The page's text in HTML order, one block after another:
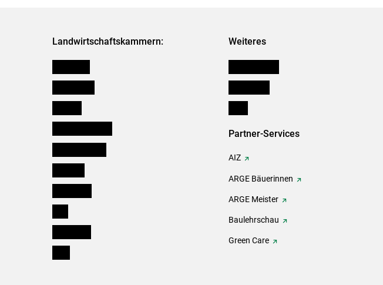
Landwirtschaftskammern: Weiteres
Partner-Services
AIZ
ARGE Bäuerinnen
ARGE Meister
Baulehrschau
Green Care